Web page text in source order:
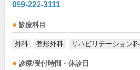
099-222-3111
診療科目
外科 整形外科 リハビリテーション科
診療/受付時間・休診日